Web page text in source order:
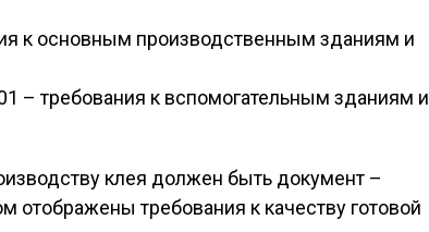
к основным производственным зданиям и
– требования к вспомогательным зданиям и
клея должен быть документ –
отображены требования к качеству готовой